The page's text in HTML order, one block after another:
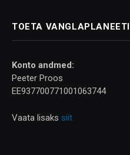
TOETA VANGLAPLANEETI
Konto andmed:
Peeter Proos
EE937700771001063744
Vaata lisaks siit